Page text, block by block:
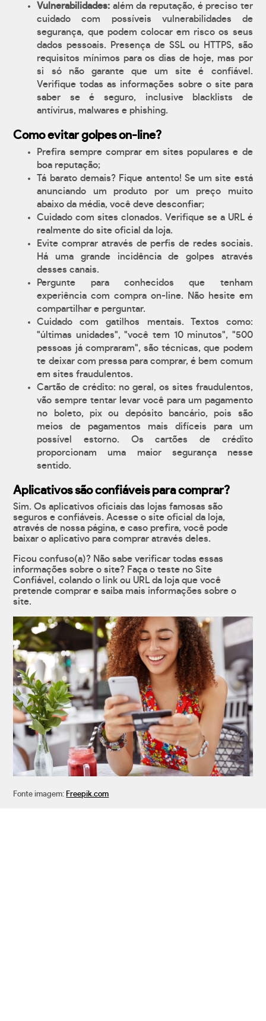
Vulnerabilidades: além da reputação, é preciso ter
cuidado com possíveis vulnerabilidades de
segurança, que podem colocar em risco os seus
dados pessoais. Presença de SSL ou HTTPS, são
requisitos mínimos para os dias de hoje, mas por
si só não garante que um site é confiável.
Verifique todas as informações sobre o site para
saber se é seguro, inclusive blacklists de
antívirus, malwares e phishing.
Como evitar golpes on-line?
Prefira sempre comprar em sites populares e de
boa reputação;
Tá barato demais? Fique antento! Se um site está
anunciando um produto por um preço muito
abaixo da média, você deve desconfiar;
Cuidado com sites clonados. Verifique se a URL é
realmente do site oficial da loja.
Evite comprar através de perfis de redes sociais.
Há uma grande incidência de golpes através
desses canais.
Pergunte para conhecidos que tenham
experiência com compra on-line. Não hesite em
compartilhar e perguntar.
Cuidado com gatilhos mentais. Textos como:
"últimas unidades", "você tem 10 minutos", "500
pessoas já compraram", são técnicas, que podem
te deixar com pressa para comprar, é bem comum
em sites fraudulentos.
Cartão de crédito: no geral, os sites fraudulentos,
vão sempre tentar levar você para um pagamento
no boleto, pix ou depósito bancário, pois são
meios de pagamentos mais difíceis para um
possível estorno. Os cartões de crédito
proporcionam uma maior segurança nesse
sentido.
Aplicativos são confiáveis para comprar?
Sim. Os aplicativos oficiais das lojas famosas são
seguros e confiáveis. Acesse o site oficial da loja,
através de nossa página, e caso prefira, você pode
baixar o aplicativo para comprar através deles.
Ficou confuso(a)? Não sabe verificar todas essas
informações sobre o site? Faça o teste no Site
Confiável, colando o link ou URL da loja que você
pretende comprar e saiba mais informações sobre o
site.
Fonte imagem: Freepik.com